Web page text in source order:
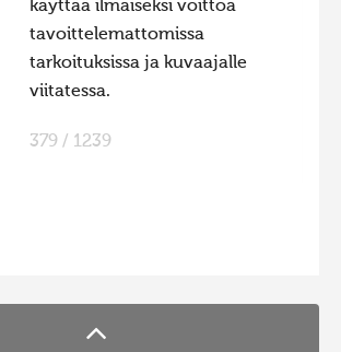
2012
2010
käyttää ilmaiseksi voittoa
tavoittelemattomissa
tarkoituksissa ja kuvaajalle
viitatessa.
379 / 1239